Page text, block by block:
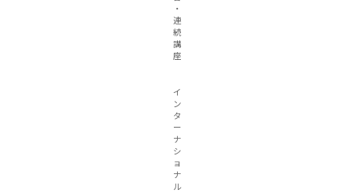
・
連
続
講
座
イ
ン
タ
ー
ナ
シ
ョ
ナ
ル